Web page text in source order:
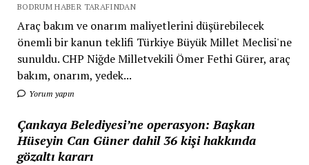
BODRUM HABER TARAFINDAN
Araç bakım ve onarım maliyetlerini düşürebilecek
önemli bir kanun teklifi Türkiye Büyük Millet Meclisi'ne
sunuldu. CHP Niğde Milletvekili Ömer Fethi Gürer, araç
bakım, onarım, yedek...
Yorum yapın
Çankaya Belediyesi’ne operasyon: Başkan
Hüseyin Can Güner dahil 36 kişi hakkında
gözaltı kararı